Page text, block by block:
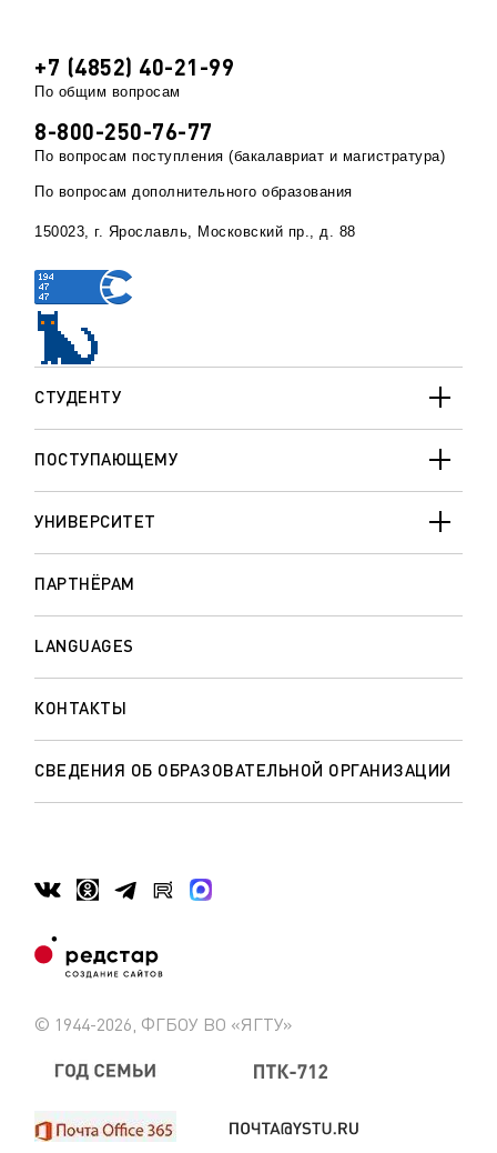
СТУДЕНТУ
ПОСТУПАЮЩЕМУ
УНИВЕРСИТЕТ
ПАРТНЁРАМ
LANGUAGES
КОНТАКТЫ
СВЕДЕНИЯ ОБ ОБРАЗОВАТЕЛЬНОЙ ОРГАНИЗАЦИИ
+7 (4852) 40-21-99
По общим вопросам
8-800-250-76-77
По вопросам поступления (бакалавриат и магистратура)
По вопросам дополнительного образования
150023, г. Ярославль, Московский пр., д. 88
© 1944-2026, ФГБОУ ВО «ЯГТУ»